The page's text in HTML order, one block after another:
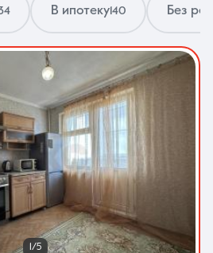
Контакты
297-00-00
с 08:30 до 20:00
В ипотеку140 Без
1/5